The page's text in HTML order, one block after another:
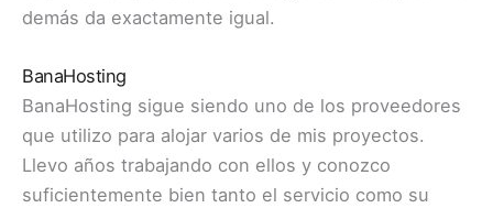
demás da exactamente igual.
BanaHosting
BanaHosting sigue siendo uno de los proveedores
que utilizo para alojar varios de mis proyectos.
Llevo años trabajando con ellos y conozco
suficientemente bien tanto el servicio como su